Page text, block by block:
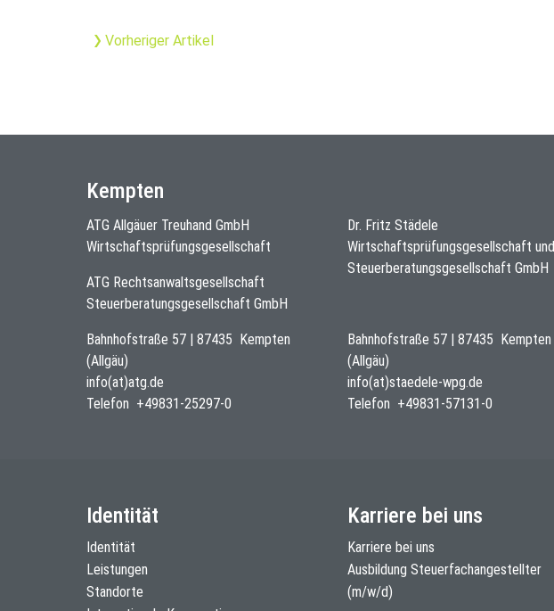
Vorheriger Artikel
Kempten
ATG Allgäuer Treuhand GmbH
Wirtschaftsprüfungsgesellschaft
ATG Rechtsanwaltsgesellschaft
Steuerberatungsgesellschaft GmbH
Bahnhofstraße 57 87435
Kempten
(Allgäu)
info(at)atg.de
Telefon +49831-25297-0
Dr. Fritz Städele
Wirtschaftsprüfungsgesellschaft und
Steuerberatungsgesellschaft GmbH
Bahnhofstraße 57| 87435
Kempten
(Allgäu)
info(at)staedele-wpg.de
Telefon +49831-57131-0
Identität
Identität
Leistungen
Standorte
Karriere bei uns
Karriere bei uns
Ausbildung Steuerfachangestellter
(m/w/d)